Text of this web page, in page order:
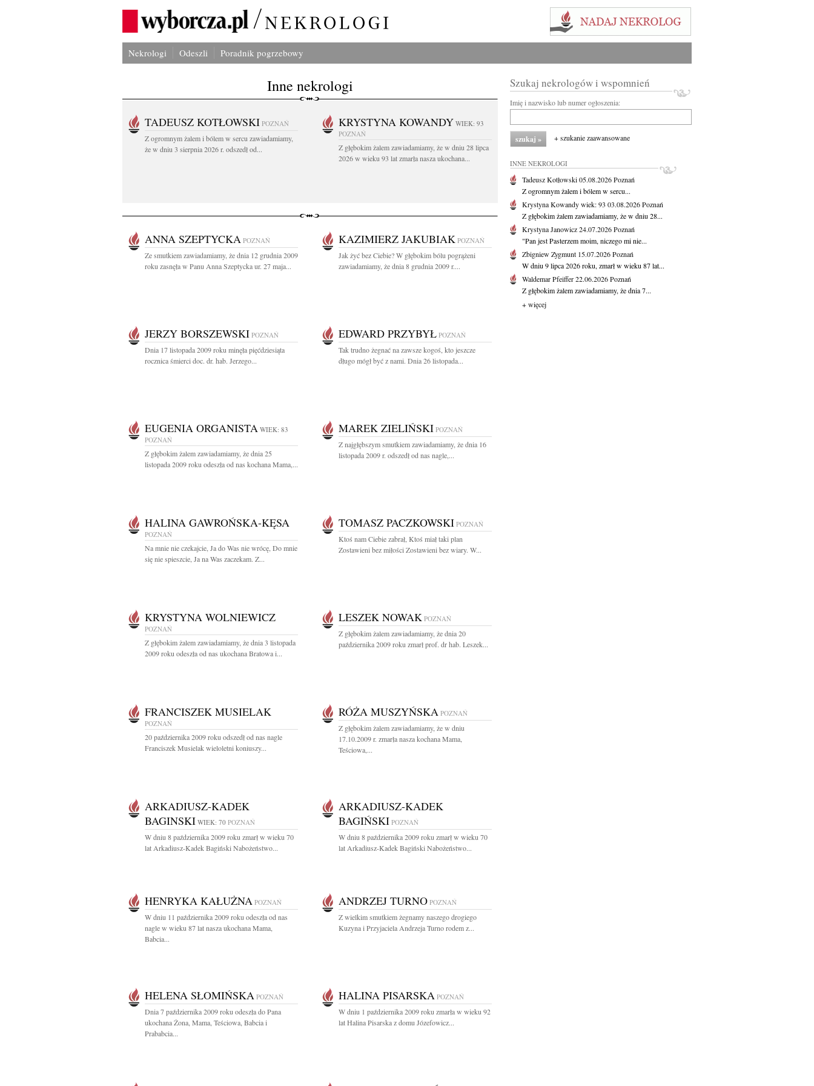
Nekrologi Odeszli Poradnik pogrzebowy
Inne nekrologi
TADEUSZ KOTŁOWSKI POZNAŃ
Z ogromnym żalem i bólem w sercu zawiadamiamy,
że w dniu 3 sierpnia 2026 r. odszedł od...
KRYSTYNA KOWANDY WIEK: 93
POZNAŃ
Z głębokim żalem zawiadamiamy, że w dniu 28 lipca
2026 w wieku 93 lat zmarła nasza ukochana...
ANNA SZEPTYCKA POZNAŃ
Ze smutkiem zawiadamiamy, że dnia 12 grudnia 2009
roku zasnęła w Panu Anna Szeptycka ur. 27 maja...
KAZIMIERZ JAKUBIAK POZNAŃ
Jak żyć bez Ciebie? W głębokim bólu pogrążeni
zawiadamiamy, że dnia 8 grudnia 2009 r....
JERZY BORSZEWSKI POZNAŃ
Dnia 17 listopada 2009 roku minęła pięćdziesiąta
rocznica śmierci doc. dr. hab. Jerzego...
EDWARD PRZYBYŁ POZNAŃ
Tak trudno żegnać na zawsze kogoś, kto jeszcze
długo mógł być z nami. Dnia 26 listopada...
EUGENIA ORGANISTA WIEK: 83
POZNAŃ
Z głębokim żalem zawiadamiamy, że dnia 25
listopada 2009 roku odeszła od nas kochana Mama,...
MAREK ZIELIŃSKI POZNAŃ
Z najgłębszym smutkiem zawiadamiamy, że dnia 16
listopada 2009 r. odszedł od nas nagle,...
HALINA GAWROŃSKA-KĘSA
POZNAŃ
Na mnie nie czekajcie, Ja do Was nie wrócę, Do mnie
się nie spieszcie, Ja na Was zaczekam. Z...
TOMASZ PACZKOWSKI POZNAŃ
Ktoś nam Ciebie zabrał, Ktoś miał taki plan
Zostawieni bez miłości Zostawieni bez wiary. W...
KRYSTYNA WOLNIEWICZ
POZNAŃ
Z głębokim żalem zawiadamiamy, że dnia 3 listopada
2009 roku odeszła od nas ukochana Bratowa i...
LESZEK NOWAK POZNAŃ
Z głębokim żalem zawiadamiamy, że dnia 20
października 2009 roku zmarł prof. dr hab. Leszek...
FRANCISZEK MUSIELAK
POZNAŃ
20 października 2009 roku odszedł od nas nagle
Franciszek Musielak wieloletni koniuszy...
RÓŻA MUSZYŃSKA POZNAŃ
Z głębokim żalem zawiadamiamy, że w dniu
17.10.2009 r. zmarła nasza kochana Mama,
Teściowa,...
ARKADIUSZ-KADEK
BAGINSKI WIEK: 70 POZNAŃ
W dniu 8 października 2009 roku zmarł w wieku 70
lat Arkadiusz-Kadek Bagiński Nabożeństwo...
ARKADIUSZ-KADEK
BAGIŃSKI POZNAŃ
W dniu 8 października 2009 roku zmarł w wieku 70
lat Arkadiusz-Kadek Bagiński Nabożeństwo...
HENRYKA KAŁUŻNA POZNAŃ
W dniu 11 października 2009 roku odeszła od nas
nagle w wieku 87 lat nasza ukochana Mama,
Babcia...
ANDRZEJ TURNO POZNAŃ
Z wielkim smutkiem żegnamy naszego drogiego
Kuzyna i Przyjaciela Andrzeja Turno rodem z...
HELENA SŁOMIŃSKA POZNAŃ
Dnia 7 października 2009 roku odeszła do Pana
ukochana Żona, Mama, Teściowa, Babcia i
Prababcia...
HALINA PISARSKA POZNAŃ
W dniu 1 października 2009 roku zmarła w wieku 92
lat Halina Pisarska z domu Józefowicz...
Szukaj nekrologów i wspomnień
Imię i nazwisko lub numer ogłoszenia:
+ szukanie zaawansowane
INNE NEKROLOGI
Tadeusz Kotłowski05.08.2026Poznań
Z ogromnym żalem i bólem w sercu...
Krystyna Kowandywiek: 93 03.08.2026Poznań
Z głębokim żalem zawiadamiamy, że w dniu 28...
Krystyna Janowicz24.07.2026Poznań
"Pan jest Pasterzem moim, niczego mi nie...
Zbigniew Zygmunt 15.07.2026Poznań
W dniu 9 lipca 2026 roku, zmarł w wieku 87 lat...
Waldemar Pfeiffer22.06.2026Poznań
Z głębokim żalem zawiadamiamy, że dnia 7...
+ więcej